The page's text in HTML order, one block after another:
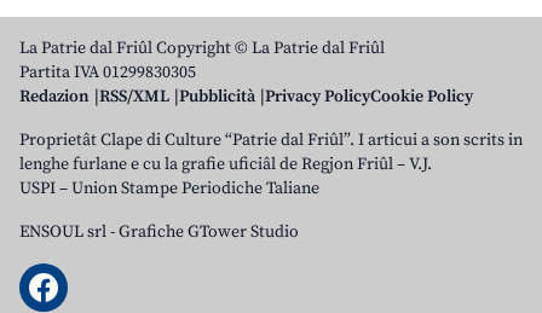
La Patrie dal Friûl Copyright © La Patrie dal Friûl
Partita IVA 01299830305
Redazion RSS/XML Pubblicità Privacy PolicyCookie Policy
Proprietât Clape di Culture “Patrie dal Friûl”. I articui a son scrits in
lenghe furlane e cu la grafie uficiâl de Regjon Friûl – V.J.
USPI – Union Stampe Periodiche Taliane
ENSOUL srl-Grafiche GTower Studio